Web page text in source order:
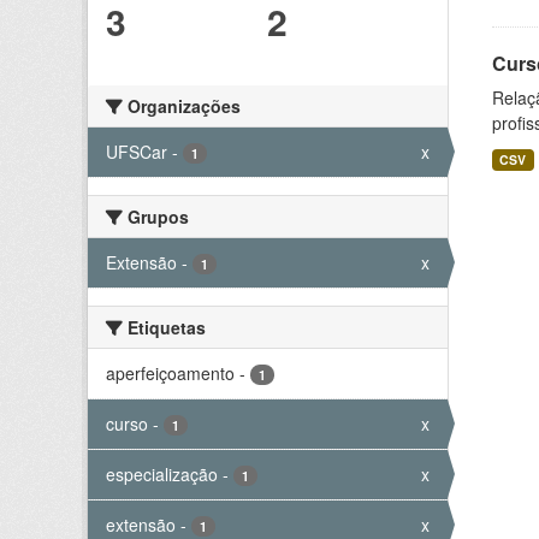
3 2
Organizações
UFSCar - 1 x
Grupos
Extensão - 1 x
Etiquetas
aperfeiçoamento - 1
curso - 1 x
especialização - 1 x
extensão - 1 x
CSV